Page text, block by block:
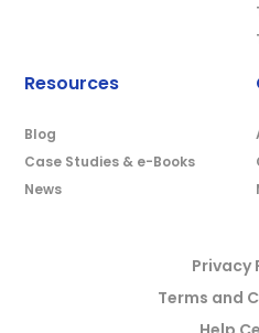
Resources
Blog
Case Studies & e-Books
News
Privacy
Terms and